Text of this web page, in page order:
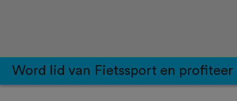
Word lid van Fietssport en profiteer